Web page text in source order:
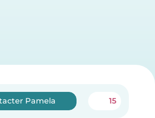
Pamela 15